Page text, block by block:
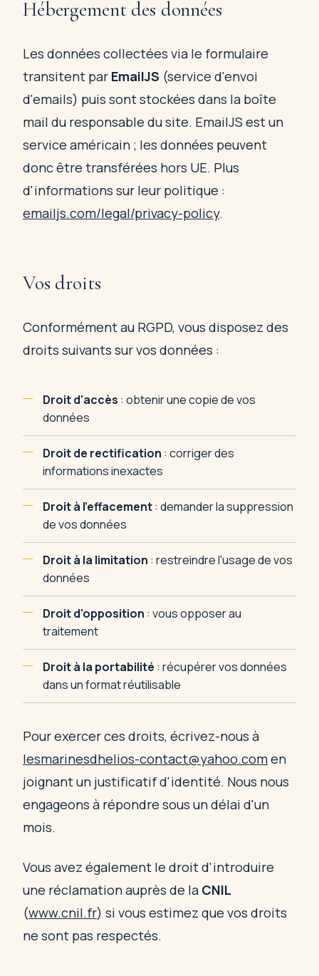
Hébergement des données
Les données collectées via le formulaire
transitent par EmailJS (service d'envoi
d'emails) puis sont stockées dans la boîte
mail du responsable du site. EmailJS est un
service américain ; les données peuvent
donc être transférées hors UE. Plus
d'informations sur leur politique :
emailjs.com/legal/privacy-policy.
Vos droits
Conformément au RGPD, vous disposez des
droits suivants sur vos données :
Droit d'accès : obtenir une copie de vos
données
Droit de rectification : corriger des
informations inexactes
Droit à l'effacement: demander la suppression
de vos données
Droit à la limitation : restreindre l'usage de vos
données
Droit d'opposition : vous opposer au
traitement
Droit à la portabilité : récupérer vos données
dans un format réutilisable
Pour exercer ces droits, écrivez-nous à
lesmarinesdhelios-contact@yahoo.comen
joignant un justificatif d'identité. Nous nous
engageons à répondre sous un délai d'un
mois.
Vous avez également le droit d'introduire
une réclamation auprès de la CNIL
(www.cnil.fr) si vous estimez que vos droits
ne sont pas respectés.